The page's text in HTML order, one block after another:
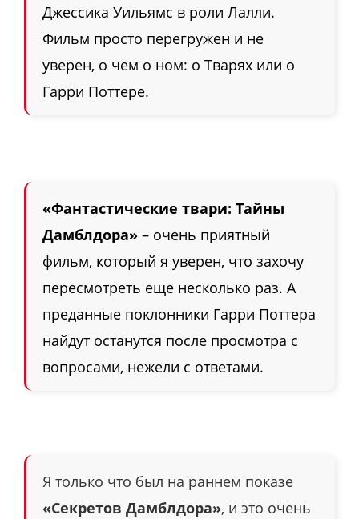
Джессика Уильямс в роли Лалли.
Фильм просто перегружен и не
уверен, о чем о ном: о Тварях или о
Гарри Поттере.
«Фантастические твари: Тайны
Дамблдора» – очень приятный
фильм, который я уверен, что захочу
пересмотреть еще несколько раз. А
преданные поклонники Гарри Поттера
найдут останутся после просмотра с
вопросами, нежели с ответами.
Я только что был на раннем показе
«Секретов Дамблдора», и это очень